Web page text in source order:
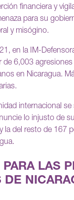
financiera y
para su
y misógino.
en la IM-
de 6,003
en Nicaragua.
internacional
lo injusto de
la del resto de 167
PARA LAS
DE